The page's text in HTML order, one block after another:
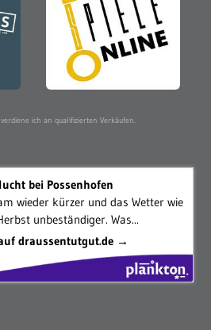
ich an qualifizierten Verkäufen.
bei Possenhofen
wieder kürzer und das Wetter wie
unbeständiger. Was...
draussentutgut.de →